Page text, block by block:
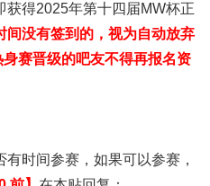
获得2025年第十四届MW杯正
间没有签到的，视为自动放弃
赛晋级的吧友不得再报名资
时间参赛，如果可以参赛，